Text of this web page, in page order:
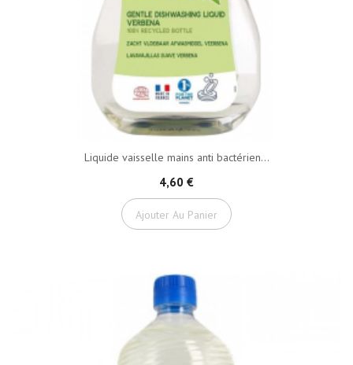
Liquide vaisselle mains anti bactérien...
4,60 €
Ajouter Au Panier